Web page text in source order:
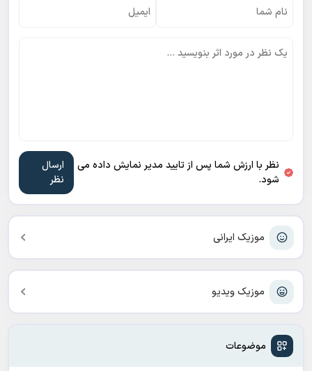
موزیک ایرانی
موزیک ویدیو
موضوعات
نظر با ارزش شما پس از تایید مدیر نمایش داده می
شود.